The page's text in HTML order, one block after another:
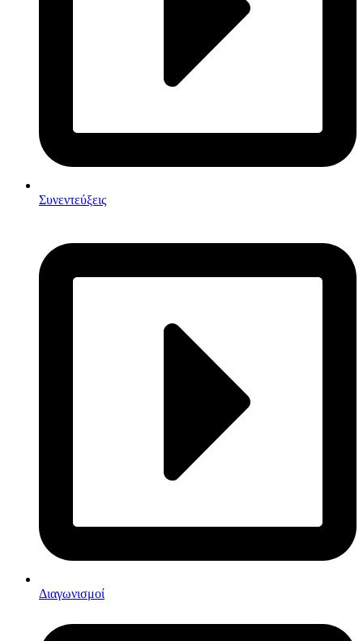
Συνεντεύξεις
Διαγωνισμοί